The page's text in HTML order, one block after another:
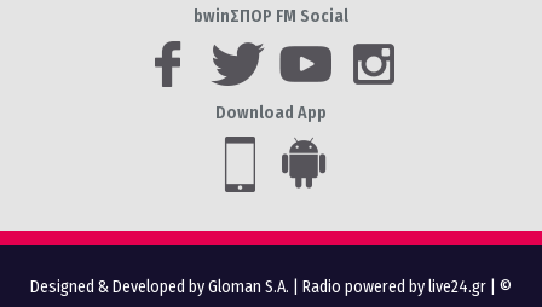
bwinΣΠΟΡ FM Social
Download App
Designed & Developed by Gloman S.A. Radio powered by live24.gr | ©